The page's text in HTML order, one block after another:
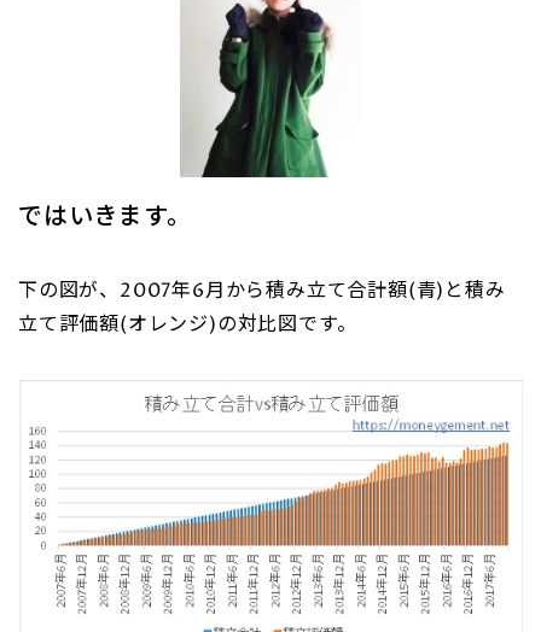
ではいきます。
下の図が、2007年6月から積み立て合計額(青)と積み
立て評価額(オレンジ)の対比図です。